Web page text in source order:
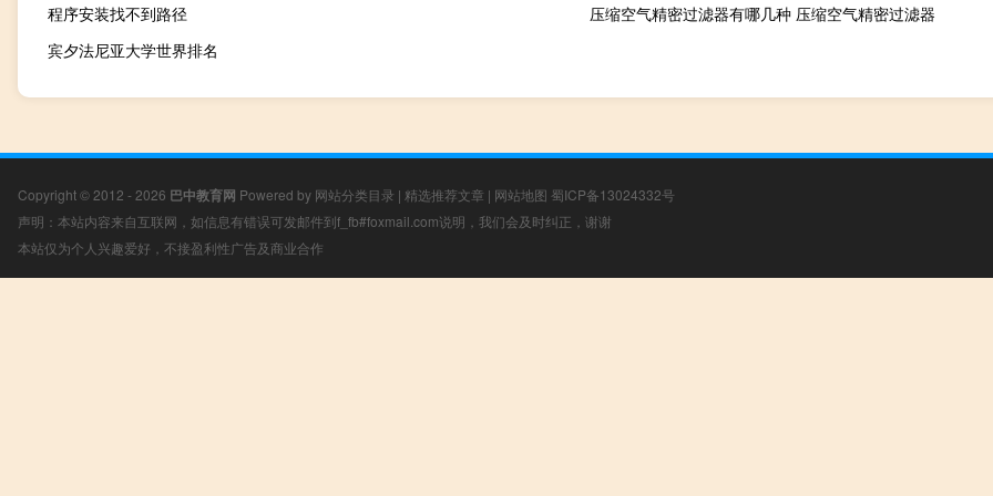
程序安装找不到路径
压缩空气精密过滤器有哪几种 压缩空气精密过滤器
宾夕法尼亚大学世界排名
Copyright © 2012 - 2026 巴中教育网 Powered by 网站分类目录 | 精选推荐文章 | 网站地图 蜀ICP备13024332号
声明：本站内容来自互联网，如信息有错误可发邮件到f_fb#foxmail.com说明，我们会及时纠正，谢谢
本站仅为个人兴趣爱好，不接盈利性广告及商业合作